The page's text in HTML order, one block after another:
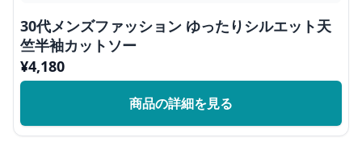
30代メンズファッション ゆったりシルエット天
竺半袖カットソー
¥4,180
商品の詳細を見る